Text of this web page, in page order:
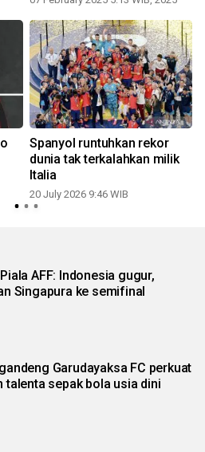
Spanyol runtuhkan rekor
dunia tak terkalahkan milik
Italia
20 July 2026 9:46 WIB
AFF: Indonesia gugur,
Singapura ke semifinal
Garudayaksa FC perkuat
talenta sepak bola usia dini